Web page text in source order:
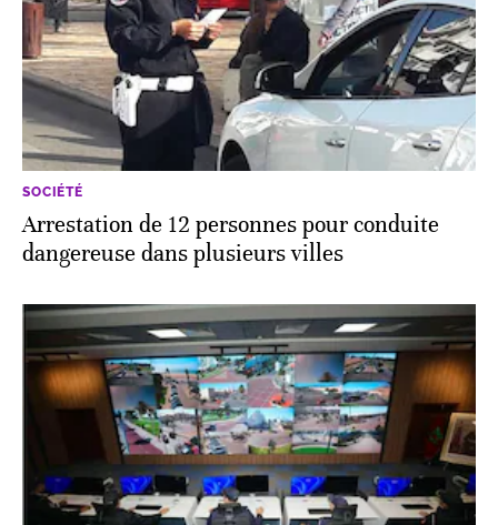
SOCIÉTÉ
Arrestation de 12 personnes pour conduite
dangereuse dans plusieurs villes